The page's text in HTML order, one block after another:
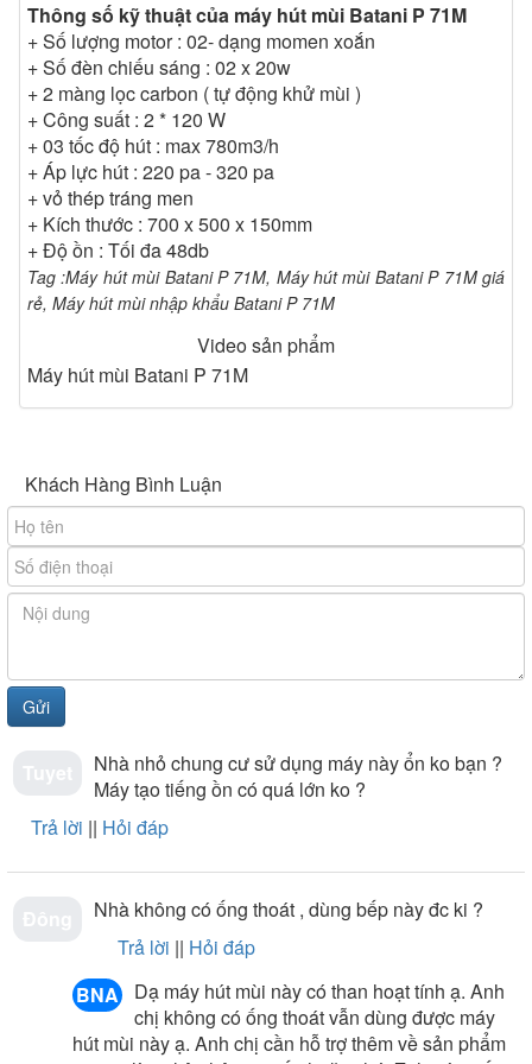
suất hút tối đa của máy lên đến 780 m3/h loại bỏ hoàn
toàn mùi và khói bụi trong nhà bếp mang lại không gian
bếp trong lành nhất. Máy hút mùi
thiết kế với 2 motor dạng xoắn giúp tốc độ hút cao và hạn
chế tối đa độ ồn. Độ ồn lớn nhất của máy khi hoạt động ở
công suất tối đa chỉ dưới 48 Db. Do đó bạn hoàn toàn
không phải lo lắng tiếng ổn làm ảnh hưởng đến việc nấu
ăn của bạn.
Để tiện lợi nhất cho việc nấu ăn,máy hút mùi
Batani P 71M còn được thiết kế 2 đèn chiếu sáng ở 2
bên đảm bảo đủ ánh sáng giúp cho việc nấu ăn trở nên
đơn giản và dễ dàng hơn. Khi đun nấu xong thì việc vệ
sinh máy cũng không chiếm quá nhiều thời gian, sau khi
đun nấu bạn chỉ cần tháo 2 tấm lưới lọc kim loại trên máy
và vệ sinh một cách đơn giản. Bạn có thể tham khảo một
Máy hút mùi Batani P 71M có 2 chế độ hút khử
mùi đó là chế độ hút đẩy ra ngoài qua đường ống dẫn
với kích thước từ 90 đến 110 cm, hay chế độ hút khử
bằng than hoạt tính, mỗi máy sẽ được trang bị 2 miếng
than hoạt tính. Lưu ý khi sử dụng than hoạt tính thì bạn
phải chú ý đến thời gian sử dụng để thay than hoạt tính
Quý khách muốn tham khảo trực tiếp sản phẩm
máy hút mùi Batani P 71M hay cần tư vấn nhiều hơn về
máy hút mùi Batani cao cấp
Anh để được hỗ trợ tốt nhất.
Là đại lý cấp I của Batani, chúng tôi mang đến những
mẫu bếp từ Batani chính hãng với giá tốt nhất, kèm theo
Thông số kỹ thuật của máy hút mùi Batani P 71M
+ Số lượng motor : 02- dạng momen xoắn
+ Số đèn chiếu sáng : 02 x 20w
+ 2 màng lọc carbon ( tự động khử mùi )
+ Công suất : 2 * 120 W
+ 03 tốc độ hút : max 780m3/h
+ Áp lực hút : 220 pa - 320 pa
+ vỏ thép tráng men
+ Kích thước : 700 x 500 x 150mm
+ Độ ồn : Tối đa 48db
Tag :Máy hút mùi Batani P 71M, Máy hút mùi Batani P 71M giá
rẻ, Máy hút mùi nhập khẩu Batani P 71M
Video sản phẩm
Máy hút mùi Batani P 71M
Khách Hàng Bình Luận
Nhà nhỏ chung cư sử dụng máy này ổn ko bạn ?
Máy tạo tiếng ồn có quá lớn ko ?
Trả lời || Hỏi đáp
Nhà không có ống thoát , dùng bếp này đc ki ?
Trả lời || Hỏi đáp
BNA
Dạ máy hút mùi này có than hoạt tính ạ. Anh
chị không có ống thoát vẫn dùng được máy
hút mùi này ạ. Anh chị cần hỗ trợ thêm về sản phẩm